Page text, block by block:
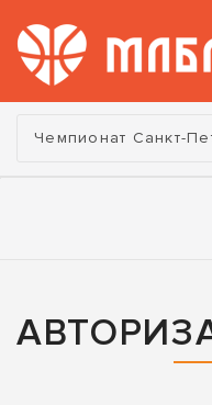
Турнир:
Чемпионат Санкт-